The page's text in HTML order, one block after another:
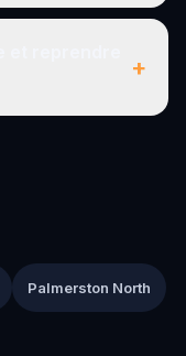
+
Palmerston North